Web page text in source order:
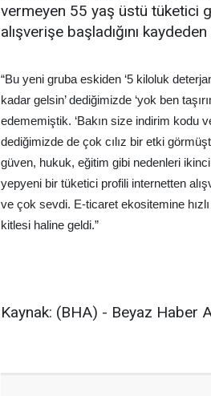
vermeyen 55 yaş üstü tüketici
alışverişe başladığını
“Bu yeni gruba eskiden ‘5 kiloluk
kadar gelsin’ dediğimizde ‘yok ben
edememiştik. ‘Bakın size indirim kodu
dediğimizde de çok cılız bir etki
güven, hukuk, eğitim gibi nedenleri
yepyeni bir tüketici profili internetten
ve çok sevdi. E-ticaret ekositemine
kitlesi haline geldi.”
Kaynak: (BHA) - Beyaz Haber